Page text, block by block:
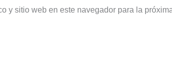
y sitio web en este navegador para la